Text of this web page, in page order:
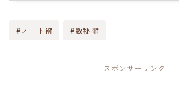
#ノート術 #数秘術
スポンサーリンク